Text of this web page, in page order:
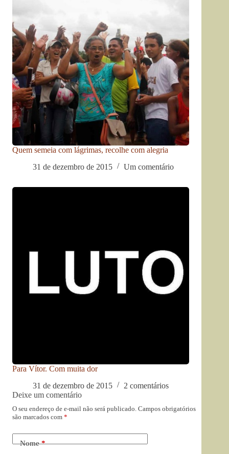
Quem semeia com lágrimas, recolhe com alegria
31 de dezembro de 2015
Um comentário
Para Vítor. Com muita dor
31 de dezembro de 2015
2 comentários
Deixe um comentário
O seu endereço de e-mail não será publicado. Campos obrigatórios
são marcados com *
Nome*